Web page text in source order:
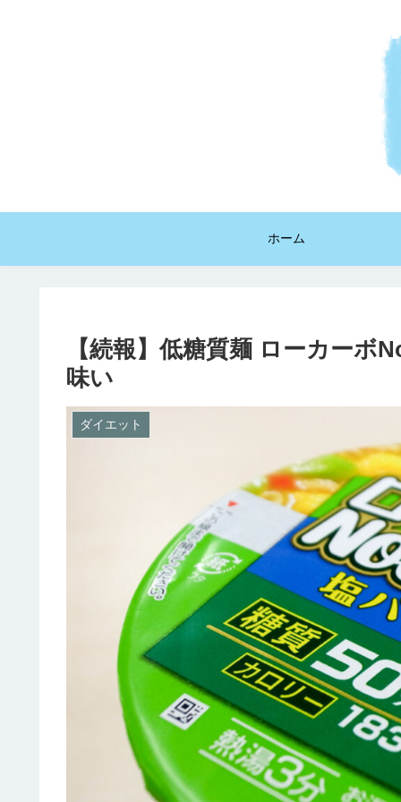
ホーム
【続報】低糖質麺 ローカー
味い
ダイエット